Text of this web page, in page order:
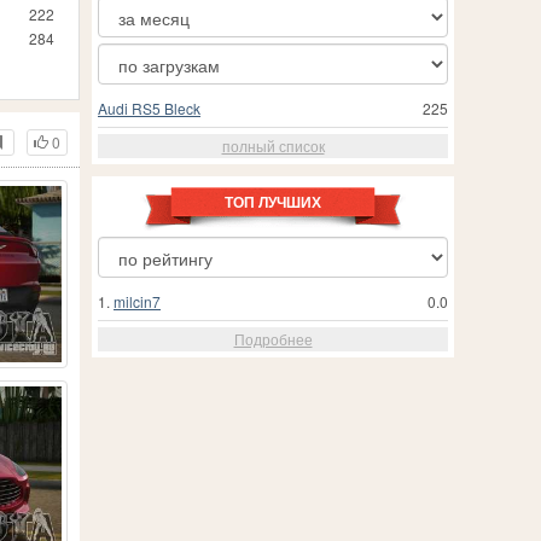
222
284
0
225
Audi RS5 Bleck
полный список
ТОП ЛУЧШИХ
0.0
1. milcin7
Подробнее